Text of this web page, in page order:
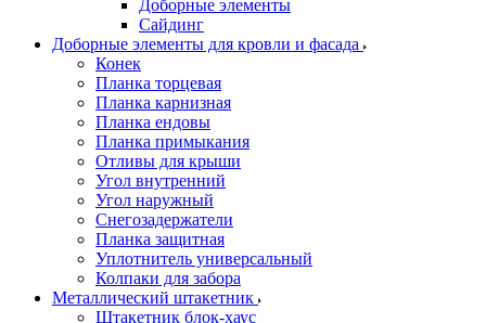
Доборные элементы
Сайдинг
Доборные элементы для кровли и фасада
Конек
Планка торцевая
Планка карнизная
Планка ендовы
Планка примыкания
Отливы для крыши
Угол внутренний
Угол наружный
Снегозадержатели
Планка защитная
Уплотнитель универсальный
Колпаки для забора
Металлический штакетник
Штакетник блок-хаус